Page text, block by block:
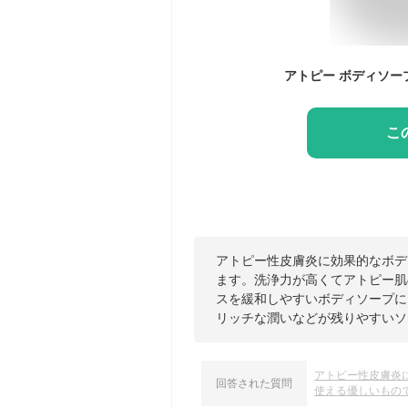
こ
アトピー性皮膚炎に効果的なボ
ます。洗浄力が高くてアトピー
スを緩和しやすいボディソープ
リッチな潤いなどが残りやすい
回答された質問
アトピー性皮膚炎
使える優しいもの